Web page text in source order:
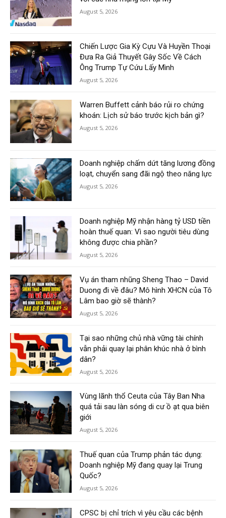
August 5, 2026
Chiến Lược Gia Kỳ Cựu Và Huyền Thoại
Đưa Ra Giả Thuyết Gây Sốc Về Cách
Ông Trump Tự Cứu Lấy Mình
August 5, 2026
Warren Buffett cảnh báo rủi ro chứng
khoán: Lịch sử báo trước kịch bản gì?
August 5, 2026
Doanh nghiệp chấm dứt tăng lương đồng
loạt, chuyển sang đãi ngộ theo năng lực
August 5, 2026
Doanh nghiệp Mỹ nhận hàng tỷ USD tiền
hoàn thuế quan: Vì sao người tiêu dùng
không được chia phần?
August 5, 2026
Vụ án tham nhũng Sheng Thao – David
Duong đi về đâu? Mô hình XHCN của Tô
Lâm bao giờ sẽ thành?
August 5, 2026
Tại sao những chủ nhà vững tài chính
vẫn phải quay lại phân khúc nhà ở bình
dân?
August 5, 2026
Vùng lãnh thổ Ceuta của Tây Ban Nha
quá tải sau làn sóng di cư ồ ạt qua biên
giới
August 5, 2026
Thuế quan của Trump phản tác dụng:
Doanh nghiệp Mỹ đang quay lại Trung
Quốc?
August 5, 2026
CPSC bị chỉ trích vì yêu cầu các bệnh